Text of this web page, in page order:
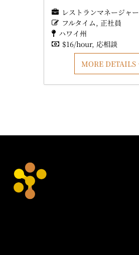
レストランマネージャー
フルタイム 正社員
ハワイ州
$16/hour 応相談
MORE DETAILS